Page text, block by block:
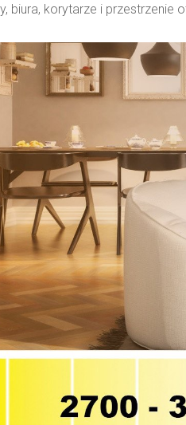
biura, korytarze i przestrzenie